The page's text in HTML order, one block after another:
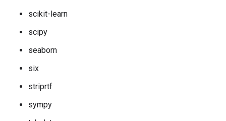
scikit-learn
scipy
seaborn
six
striprtf
sympy